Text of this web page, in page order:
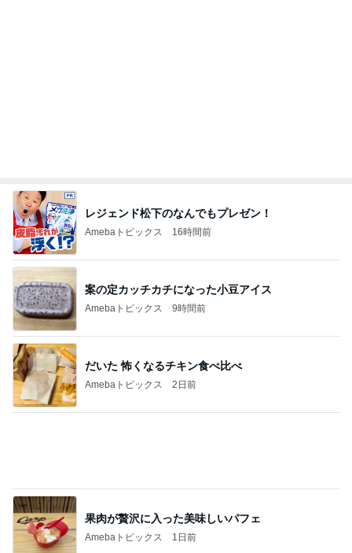
一度食べてみたかった旦那のお土産
Amebaトピックス
記事を読む